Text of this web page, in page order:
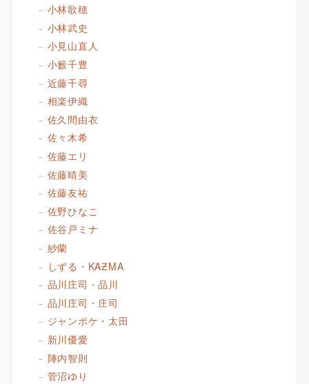
小林歌穂
小林武史
小見山直人
小籔千豊
近藤千尋
相楽伊織
佐久間由衣
佐々木希
佐藤エリ
佐藤晴美
佐藤友祐
佐野ひなこ
佐谷戸ミナ
紗蘭
しずる・KAƵMA
品川庄司・品川
品川庄司・庄司
ジャンポケ・太田
新川優愛
陣内智則
菅沼ゆり